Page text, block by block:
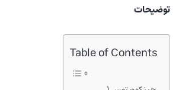
توضیحات
Table of Contents